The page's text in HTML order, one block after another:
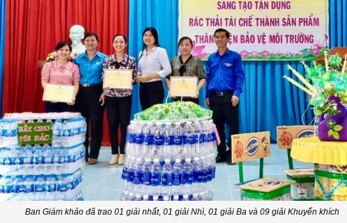
Ban Giám khảo đã trao 01 giải nhất, 01 giải Nhì, 01 giải Ba và 09 giải Khuyến khích